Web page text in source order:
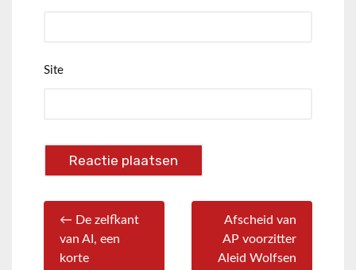
Site
← De zelfkant
van AI, een
korte
Afscheid van
AP voorzitter
Aleid Wolfsen